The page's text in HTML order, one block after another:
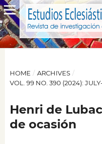
HOME / ARCHIVES /
VOL. 99 NO. 390 (2024):
Henri de
de ocasión